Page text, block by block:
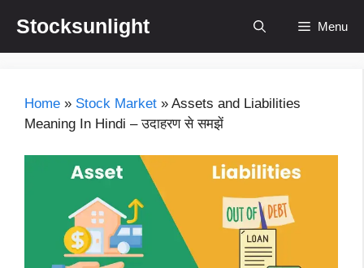
content
Stocksunlight Menu
Home » Stock Market » Assets and Liabilities
Meaning In Hindi – उदाहरण से समझें